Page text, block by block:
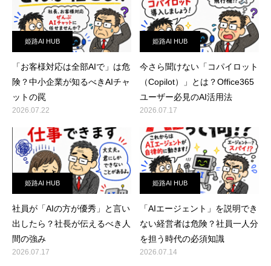
姫路AI HUB
「お客様対応は全部AIで」は危
険？中小企業が知るべきAIチャ
ットの罠
2026.07.22
姫路AI HUB
今さら聞けない「コパイロット
（Copilot）」とは？Office365
ユーザー必見のAI活用法
2026.07.17
姫路AI HUB
社員が「AIの方が優秀」と言い
出したら？社長が伝えるべき人
間の強み
2026.07.17
姫路AI HUB
「AIエージェント」を説明でき
ない経営者は危険？社員一人分
を担う時代の必須知識
2026.07.14